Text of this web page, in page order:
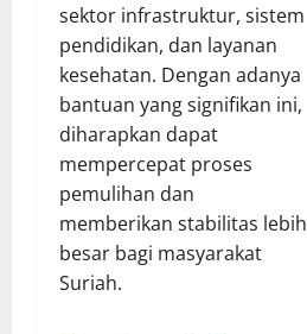
sektor infrastruktur, sistem
pendidikan, dan layanan
kesehatan. Dengan adanya
bantuan yang signifikan ini,
diharapkan dapat
mempercepat proses
pemulihan dan
memberikan stabilitas lebih
besar bagi masyarakat
Suriah.